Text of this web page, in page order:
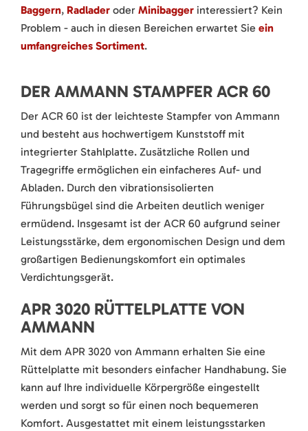
Baggern, Radlader oder Minibagger interessiert? Kein
Problem - auch in diesen Bereichen erwartet Sie ein
umfangreiches Sortiment.
DER AMMANN STAMPFER ACR 60
Der ACR 60 ist der leichteste Stampfer von Ammann
und besteht aus hochwertigem Kunststoff mit
integrierter Stahlplatte. Zusätzliche Rollen und
Tragegriffe ermöglichen ein einfacheres Auf- und
Abladen. Durch den vibrationsisolierten
Führungsbügel sind die Arbeiten deutlich weniger
ermüdend. Insgesamt ist der ACR 60 aufgrund seiner
Leistungsstärke, dem ergonomischen Design und dem
großartigen Bedienungskomfort ein optimales
Verdichtungsgerät.
APR 3020 RÜTTELPLATTE VON
AMMANN
Mit dem APR 3020 von Ammann erhalten Sie eine
Rüttelplatte mit besonders einfacher Handhabung. Sie
kann auf Ihre individuelle Körpergröße eingestellt
werden und sorgt so für einen noch bequemeren
Komfort. Ausgestattet mit einem leistungsstarken